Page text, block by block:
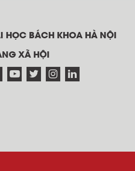
HỌC BÁCH KHOA HÀ NỘI
XÃ HỘI